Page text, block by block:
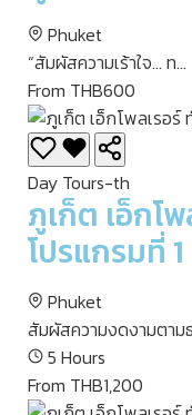
Phuket
“สัมผัสความเร้าใจ… ท...
From THB600
Day Tours-th
ภูเก็ต เอ็กโ
โปรแกรมที่ 1
Phuket
สัมผัสความงดงามตาม
5 Hours
From THB1,200